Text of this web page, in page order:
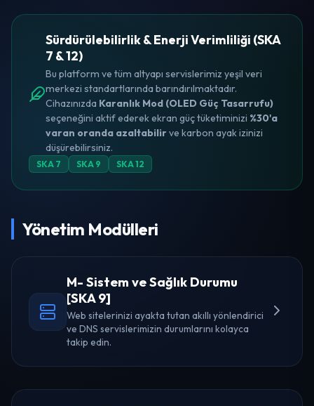
Sürdürülebilirlik & Enerji Verimliliği (SKA
7 & 12)
Bu platform ve tüm altyapı servislerimiz yeşil veri
merkezi standartlarında barındırılmaktadır.
Cihazınızda Karanlık Mod (OLED Güç Tasarrufu)
seçeneğini aktif ederek ekran güç tüketiminizi %30'a
varan oranda azaltabilirve karbon ayak izinizi
düşürebilirsiniz.
SKA 7 SKA 9 SKA 12
Yönetim Modülleri
M- Sistem ve Sağlık Durumu
[SKA 9]
Web sitelerinizi ayakta tutan akıllı yönlendirici
ve DNS servislerimizin durumlarını kolayca
takip edin.